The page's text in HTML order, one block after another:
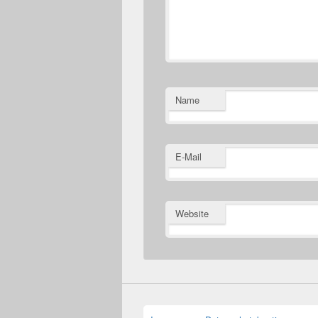
Name
E-Mail
Website